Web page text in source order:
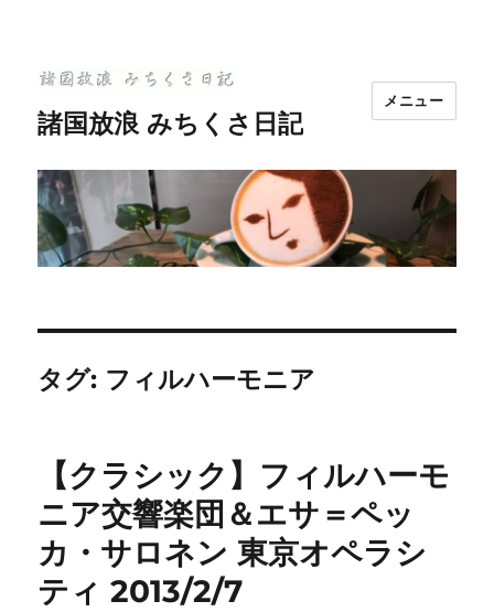
諸国放浪 みちくさ日記
メニュー
タグ: フィルハーモニア
【クラシック】フィルハーモ
ニア交響楽団＆エサ＝ペッ
カ・サロネン 東京オペラシ
ティ 2013/2/7